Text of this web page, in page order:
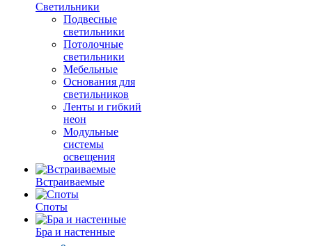
Светильники
Подвесные
светильники
Потолочные
светильники
Мебельные
Основания для
светильников
Ленты и гибкий
неон
Модульные
системы
освещения
Встраиваемые
Споты
Бра и настенные